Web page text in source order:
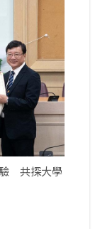
驗 共探大學